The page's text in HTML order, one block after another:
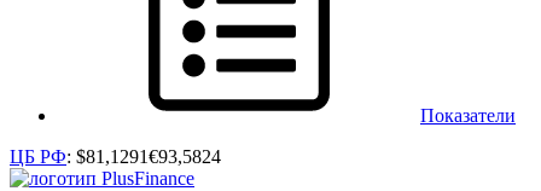
Показатели
ЦБ РФ: $81,1291€93,5824